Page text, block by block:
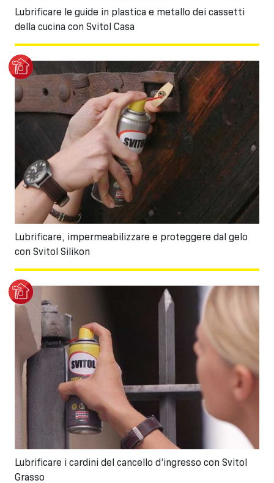
Lubrificare le guide in plastica e metallo dei cassetti
della cucina con Svitol Casa
Lubrificare, impermeabilizzare e proteggere dal gelo
con Svitol Silikon
Lubrificare i cardini del cancello d’ingresso con Svitol
Grasso